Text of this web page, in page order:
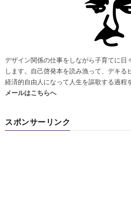
デザイン関係の仕事をしながら子育てに日
します。自己啓発本を読み漁って、デキる
経済的自由人になって人生を謳歌する過程
メールはこちらへ
スポンサーリンク